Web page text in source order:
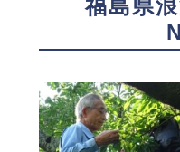
福島県